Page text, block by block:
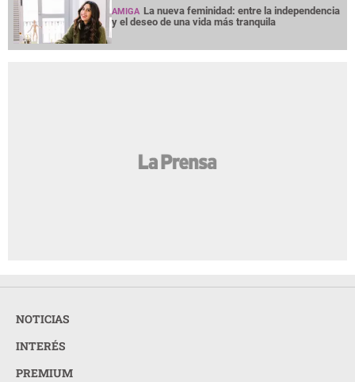
AMIGA La nueva feminidad: entre la independencia
y el deseo de una vida más tranquila
NOTICIAS
INTERÉS
PREMIUM